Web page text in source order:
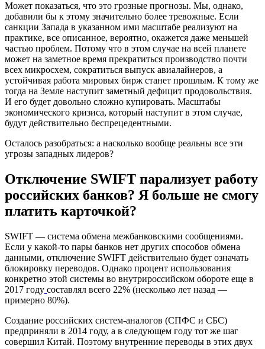
Может показаться, что это грозные прогнозы. Мы, однако,
добавили бы к этому значительно более тревожные. Если
санкции Запада в указанном ими масштабе реализуют на
практике, все описанное, вероятно, окажется даже меньшей
частью проблем. Потому что в этом случае на всей планете
может на заметное время прекратиться производство почти
всех микросхем, сократиться выпуск авиалайнеров, а
устойчивая работа мировых бирж станет прошлым. К тому же
тогда на Земле наступит заметный дефицит продовольствия.
И его будет довольно сложно купировать. Масштабы
экономического кризиса, который наступит в этом случае,
будут действительно беспрецедентными.
Осталось разобраться: а насколько вообще реальны все эти
угрозы западных лидеров?
Отключение SWIFT парализует работу
российских банков? Я больше не смогу
платить карточкой?
SWIFT — система обмена межбанковскими сообщениями.
Если у какой-то пары банков нет других способов обмена
данными, отключение SWIFT действительно будет означать
блокировку переводов. Однако процент использования
конкретно этой системы во внутрироссийском обороте еще в
2017 году составлял всего 22% (несколько лет назад —
примерно 80%).
Создание российских систем-аналогов (СПФС и СБС)
предприняли в 2014 году, а в следующем году тот же шаг
совершил Китай. Поэтому внутренние переводы в этих двух